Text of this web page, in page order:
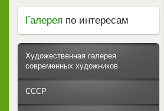
Галерея по интересам
Художественная галерея
современных художников
СССР